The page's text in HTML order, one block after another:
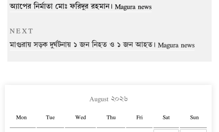
অ্যাপের নির্মাতা মোঃ ফরিদুর রহমান। Magura news
Next
Post
NEXT
মাগুরায় সড়ক দুর্ঘটনায় ১ জন নিহত ও ১ জন আহত। Magura news
August ২০২৬
Mon Tue Wed Thu Fri Sat Sun